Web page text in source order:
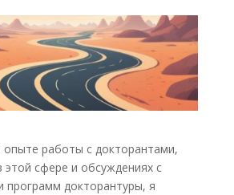
опыте работы с докторантами,
этой сфере и обсуждениях с
программ докторантуры, я